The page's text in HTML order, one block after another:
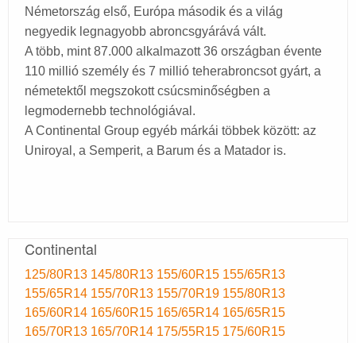
Németország első, Európa második és a világ
negyedik legnagyobb abroncsgyárává vált.
A több, mint 87.000 alkalmazott 36 országban évente
110 millió személy és 7 millió teherabroncsot gyárt, a
németektől megszokott csúcsminőségben a
legmodernebb technológiával.
A Continental Group egyéb márkái többek között: az
Uniroyal, a Semperit, a Barum és a Matador is.
Continental
125/80R13 145/80R13 155/60R15 155/65R13
155/65R14 155/70R13 155/70R19 155/80R13
165/60R14 165/60R15 165/65R14 165/65R15
165/70R13 165/70R14 175/55R15 175/60R15